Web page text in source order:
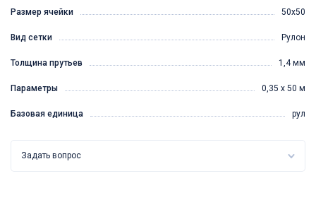
Размер ячейки 50х50
Вид сетки Рулон
Толщина прутьев 1,4 мм
Параметры 0,35 х 50 м
Базовая единица рул
Задать вопрос